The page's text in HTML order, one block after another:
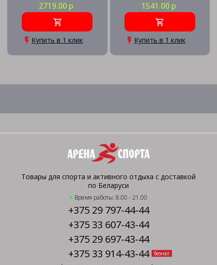
2719.00 р
Купить в 1 клик
1541.00 р
Купить в 1 клик
Товары для спорта и активного отдыха с доставкой
по Беларуси
Время работы: 8.00 - 21.00
+375 29 797-44-44
+375 33 607-43-44
+375 29 697-43-44
+375 33 914-43-44
безнал